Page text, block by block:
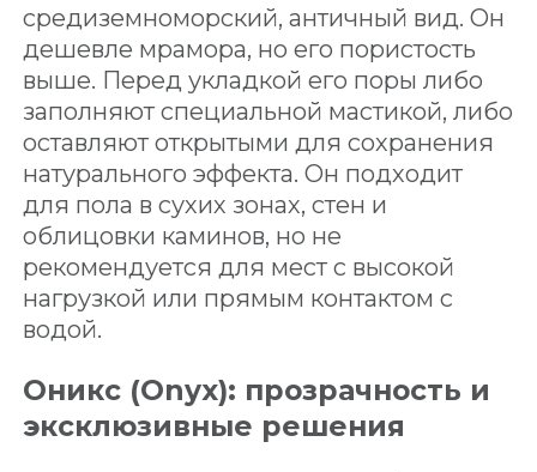
средиземноморский, античный вид. Он
дешевле мрамора, но его пористость
выше. Перед укладкой его поры либо
заполняют специальной мастикой, либо
оставляют открытыми для сохранения
натурального эффекта. Он подходит
для пола в сухих зонах, стен и
облицовки каминов, но не
рекомендуется для мест с высокой
нагрузкой или прямым контактом с
водой.
Оникс (Onyx): прозрачность и
эксклюзивные решения